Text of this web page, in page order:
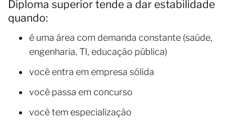
Diploma superior tende a dar estabilidade
quando:
é uma área com demanda constante (saúde,
engenharia, TI, educação pública)
você entra em empresa sólida
você passa em concurso
você tem especialização